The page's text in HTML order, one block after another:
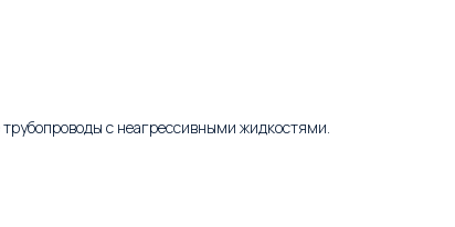
с неагрессивными жидкостями.